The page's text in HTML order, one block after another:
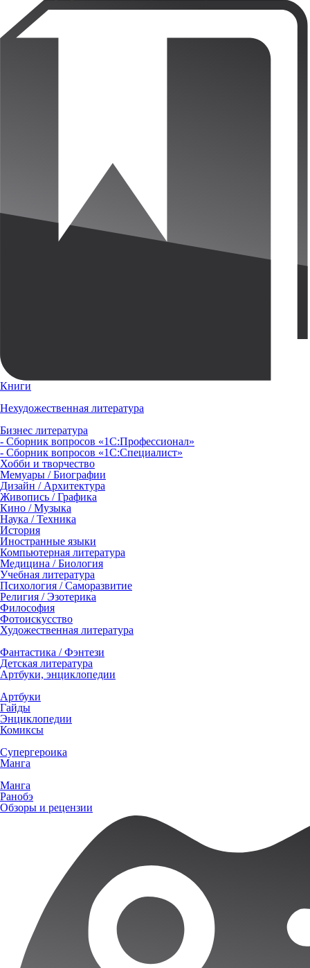
Книги
Нехудожественная литература
Бизнес литература
- Сборник вопросов «1С:Профессионал»
- Сборник вопросов «1С:Специалист»
Хобби и творчество
Мемуары / Биографии
Дизайн / Архитектура
Живопись / Графика
Кино / Музыка
Наука / Техника
История
Иностранные языки
Компьютерная литература
Медицина / Биология
Учебная литература
Психология / Саморазвитие
Религия / Эзотерика
Философия
Фотоискусство
Художественная литература
Фантастика / Фэнтези
Детская литература
Артбуки, энциклопедии
Артбуки
Гайды
Энциклопедии
Комиксы
Супергероика
Манга
Манга
Ранобэ
Обзоры и рецензии